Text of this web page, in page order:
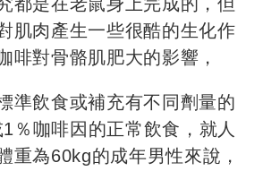
肌肉產生一些很酷的生化作
啡對骨骼肌肥大的影響，
準飲食或補充有不同劑量的
％咖啡因的正常飲食，就人
重為60kg的成年男性來說，